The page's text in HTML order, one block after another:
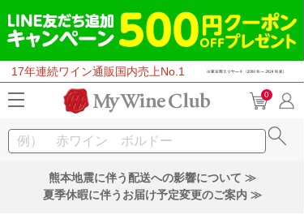
17年連続ワイン通販国内売上No.1
0
熊本地震に伴う配送への影響について ≫
夏季休暇に伴うお届け予定変更のご案内 ≫